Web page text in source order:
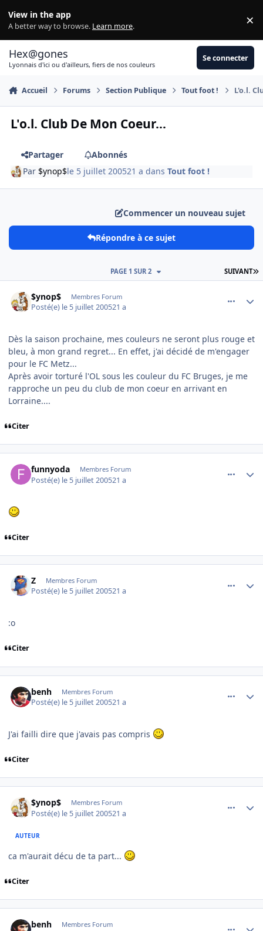
View in the app
A better way to browse. Learn more. ×
Hex@gones
Lyonnais d'ici ou d'ailleurs, fiers de nos couleurs
Se connecter
Accueil Forums Section Publique Tout foot ! L'o.l.
L'o.l. Club De Mon Coeur...
Partager
Abonnés
Par $ynop$le 5 juillet 200521 a dansTout foot !
Commencer un nouveau sujet
Répondre à ce sujet
SUIVANT
PAGE 1 SUR 2
$ynop$ Membres Forum
Posté(e) le 5 juillet 200521 a
Dès la saison prochaine, mes couleurs ne seront plus rouge et
bleu, à mon grand regret... En effet, j'ai décidé de m'engager
pour le FC Metz...
Après avoir torturé l'OL sous les couleur du FC Bruges, je me
rapproche un peu du club de mon coeur en arrivant en
Lorraine....
Citer
funnyoda Membres Forum
Posté(e) le 5 juillet 200521 a
Citer
Z Membres Forum
Posté(e) le 5 juillet 200521 a
:o
Citer
benh Membres Forum
Posté(e) le 5 juillet 200521 a
J'ai failli dire que j'avais pas compris
Citer
$ynop$ Membres Forum
Posté(e) le 5 juillet 200521 a
AUTEUR
ca m'aurait décu de ta part...
Citer
benh Membres Forum